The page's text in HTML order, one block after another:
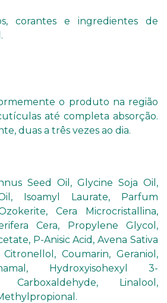
corantes e ingredientes de
o produto na região
até completa absorção.
duas a três vezes ao dia.
Seed Oil, Glycine Soja Oil,
Isoamyl Laurate, Parfum
Cera Microcristallina,
Cera, Propylene Glycol,
P-Anisic Acid, Avena Sativa
Coumarin, Geraniol,
Hydroxyisohexyl 3-
Carboxaldehyde, Linalool,